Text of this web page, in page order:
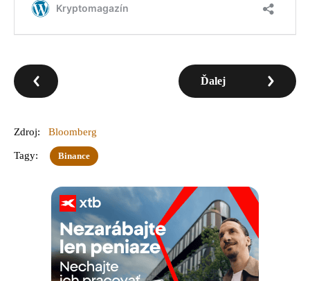
Ďalej
Zdroj: Bloomberg
Tagy: Binance